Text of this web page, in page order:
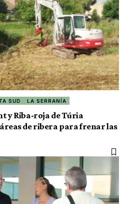
SUD LA SERRANÍA
y Riba-roja de Túria
de ribera para frenar las